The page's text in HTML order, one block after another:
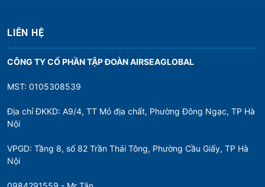
LIÊN HỆ
CÔNG TY CỔ PHẦN TẬP ĐOÀN AIRSEAGLOBAL
MST: 0105308539
Địa chỉ ĐKKD: A9/4, TT Mỏ địa chất, Phường Đông Ngạc, TP Hà
Nội
VPGD: Tầng 8, số 82 Trần Thái Tông, Phường Cầu Giấy, TP Hà
Nội